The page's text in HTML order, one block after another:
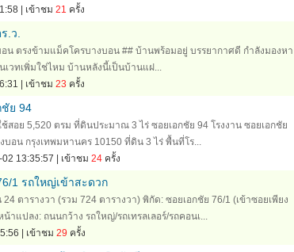
| เข้าชม 21 ครั้ง
.ว.
น ตรงข้ามแม็คโครบางบอน ## บ้านพร้อมอยู่ บรรยากาศดี กำลังมองหา
วทเพิ่มใช่ไหม บ้านหลังนี้เป็นบ้านแฝ...
| เข้าชม 23 ครั้ง
ย 94
อย 5,520 ตรม ที่ดินประมาณ 3 ไร่ ซอยเอกชัย 94 โรงงาน ซอยเอกชัย
อน กรุงเทพมหานคร 10150 ที่ดิน 3 ไร่ พื้นที่โร...
13:35:57 | เข้าชม 24ครั้ง
1 รถใหญ่เข้าสะดวก
ตารางวา (รวม 724 ตารางวา) พิกัด: ซอยเอกชัย 76/1 (เข้าซอยเพียง
แปลง: ถนนกว้าง รถใหญ่/รถเทรลเลอร์/รถคอนเ...
| เข้าชม 29 ครั้ง